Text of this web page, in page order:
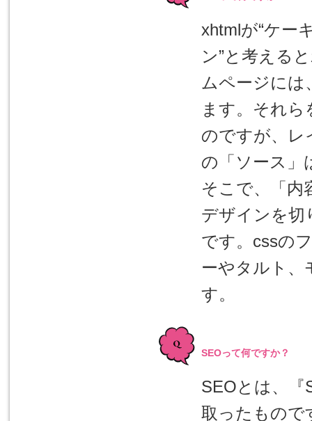
xhtmlが“ケー
ン”と考える
ムページには
ます。それ
のですが、レ
の「ソース」
そこで、「内
デザインを切
です。cssの
ーやタルト、
す。
SEOって何ですか？
SEOとは、『
取ったもので